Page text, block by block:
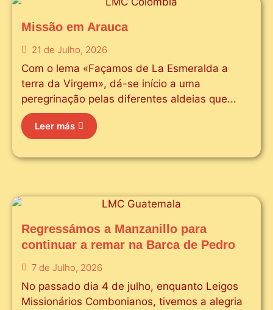
Missão em Arauca
21 de Julho, 2026
Com o lema «Façamos de La Esmeralda a
terra da Virgem», dá-se início a uma
peregrinação pelas diferentes aldeias que...
Leer más
Regressámos a Manzanillo para
continuar a remar na Barca de Pedro
7 de Julho, 2026
No passado dia 4 de julho, enquanto Leigos
Missionários Combonianos, tivemos a alegria